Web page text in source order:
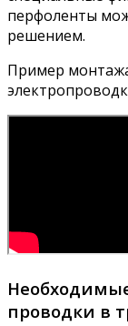
перфоленты
решением.
Пример
проводки в